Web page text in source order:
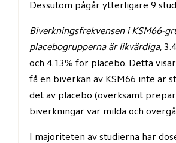
Dessutom pågår ytterligare 9
Biverkningsfrekvensen i KSM66-
placebogrupperna är likvärdiga,
och 4.13% för placebo. Detta
få en biverkan av KSM66 inte är
det av placebo (overksamt
biverkningar var milda och
I majoriteten av studierna har